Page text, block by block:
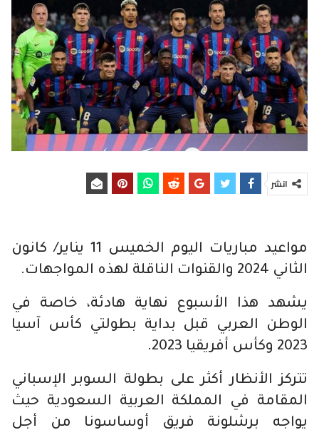
انشر
مواعيد مباريات اليوم الخميس 11 يناير/ كانون
الثاني 2024 والقنوات الناقلة لهذه المواجهات.
يشهد هذا الأسبوع نهاية هادئة، خاصة في
الوطن العربي قبل بداية بطولتي كأس آسيا
2023 وكأس أفريقيا 2023.
تتركز الأنظار أكثر على بطولة السوبر الإسباني
المقامة في المملكة العربية السعودية حيث
يواجه برشلونة فريق أوساسونا من أجل